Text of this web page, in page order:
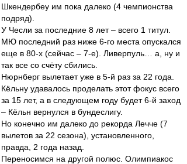
Шкендербеу им пока далеко (4 чемпионства
подряд).
У Чесли за последние 8 лет – всего 1 титул.
МЮ последний раз ниже 6-го места опускался
еще в 80-х (сейчас – 7-е). Ливерпуль… а, ну и
так все со счёту сбились.
Нюрнберг вылетает уже в 5-й раз за 22 года.
Кёльну удавалось проделать этот фокус всего
за 15 лет, а в следующем году будет 6-й заход
– Кёльн вернулся в бундеслигу.
Но конечно им далеко до рекорда Лечче (7
вылетов за 22 сезона), установленного,
правда, 2 года назад.
Переносимся на другой полюс. Олимпиакос